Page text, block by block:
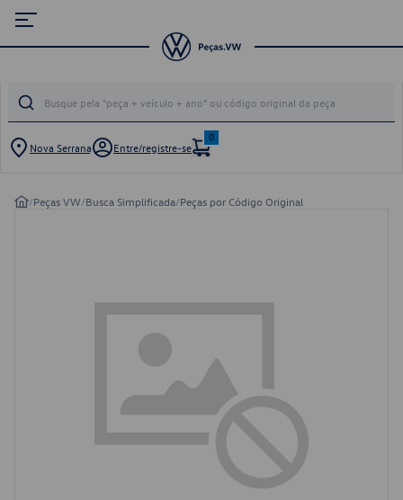
Nova Serrana Entre/registre-se
0
/Peças VW/Busca Simplificada/Peças por Código Original